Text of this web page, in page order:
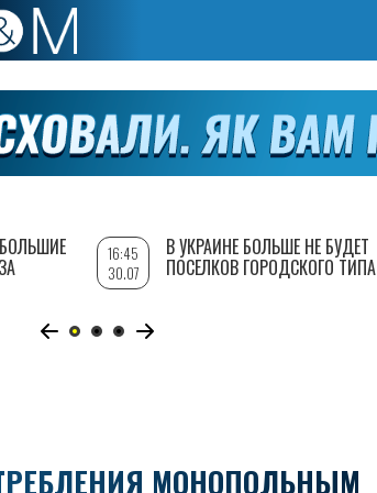
МОНОПОЛЬНЫМ
16:45
30.07
В УКРАИНЕ БОЛЬШЕ НЕ БУДЕТ
ПОСЕЛКОВ ГОРОДСКОГО ТИПА